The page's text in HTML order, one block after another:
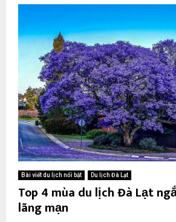
Bài viết du lịch nổi bật Du lịch Đà Lạt
Top 4 mùa du lịch Đà Lạt
lãng mạn